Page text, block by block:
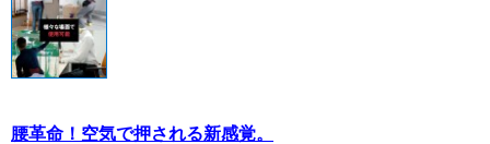
腰革命！空気で押される新感覚。